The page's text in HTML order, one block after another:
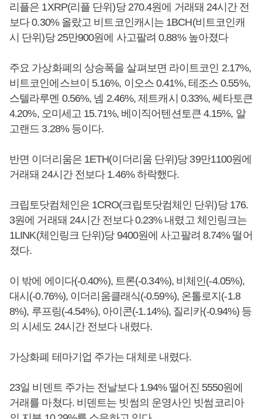
리플은 1XRP(리플 단위)당 270.4원에 거래돼 24시간 전
보다 0.30% 올랐고 비트코인캐시는 1BCH(비트코인캐
시 단위)당 25만900원에 사고팔려 0.88% 높아졌다
주요 가상화폐의 상승폭을 살펴보면 라이트코인 2.17%,
비트코인에스브이 5.16%, 이오스 0.41%, 테조스 0.55%,
스텔라루멘 0.56%, 넴 2.46%, 제트캐시 0.33%, 쎄타토큰
4.20%, 오미세고 15.71%, 베이직어텐션토큰 4.15%, 알
고랜드 3.28% 등이다.
반면 이더리움은 1ETH(이더리움 단위)당 39만1100원에
거래돼 24시간 전보다 1.46% 하락했다.
크립토닷컴체인은 1CRO(크립토닷컴체인 단위)당 176.
3원에 거래돼 24시간 전보다 0.23% 내렸고 체인링크는
1LINK(체인링크 단위)당 9400원에 사고팔려 8.74% 떨어
졌다.
이 밖에 에이다(-0.40%), 트론(-0.34%), 비체인(-4.05%),
대시(-0.76%), 이더리움클래식(-0.59%), 온톨로지(-1.8
8%), 루프링(-4.54%), 아이콘(-1.14%), 질리카(-0.94%) 등
의 시세도 24시간 전보다 내렸다.
가상화폐 테마기업 주가는 대체로 내렸다.
23일 비덴트 주가는 전날보다 1.94% 떨어진 5550원에
거래를 마쳤다. 비덴트는 빗썸의 운영사인 빗썸코리아